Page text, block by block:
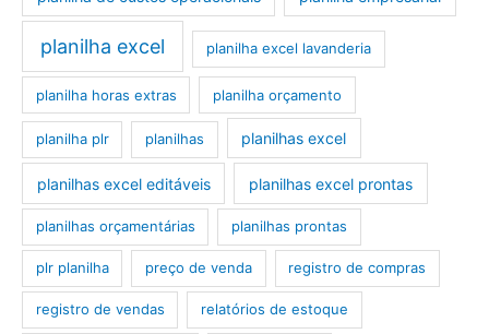
planilha excel planilha excel lavanderia
planilha horas extras planilha orçamento
planilha plr planilhas planilhas excel
planilhas excel editáveis planilhas excel prontas
planilhas orçamentárias planilhas prontas
plr planilha preço de venda registro de compras
registro de vendas relatórios de estoque